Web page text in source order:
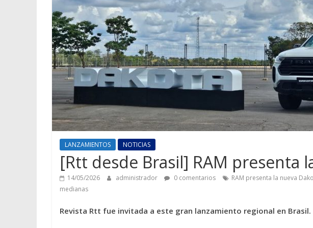
LANZAMIENTOS NOTICIAS
[Rtt desde Brasil] RAM presenta
14/05/2026 administrador 0 comentarios RAM presenta la nueva
medianas
Revista Rtt fue invitada a este gran lanzamiento regional en Brasil.